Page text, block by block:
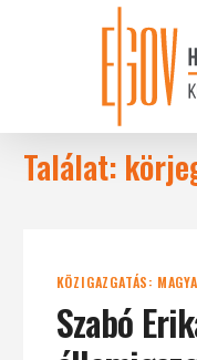
Találat:
KÖZIGAZGATÁS:
Szabó